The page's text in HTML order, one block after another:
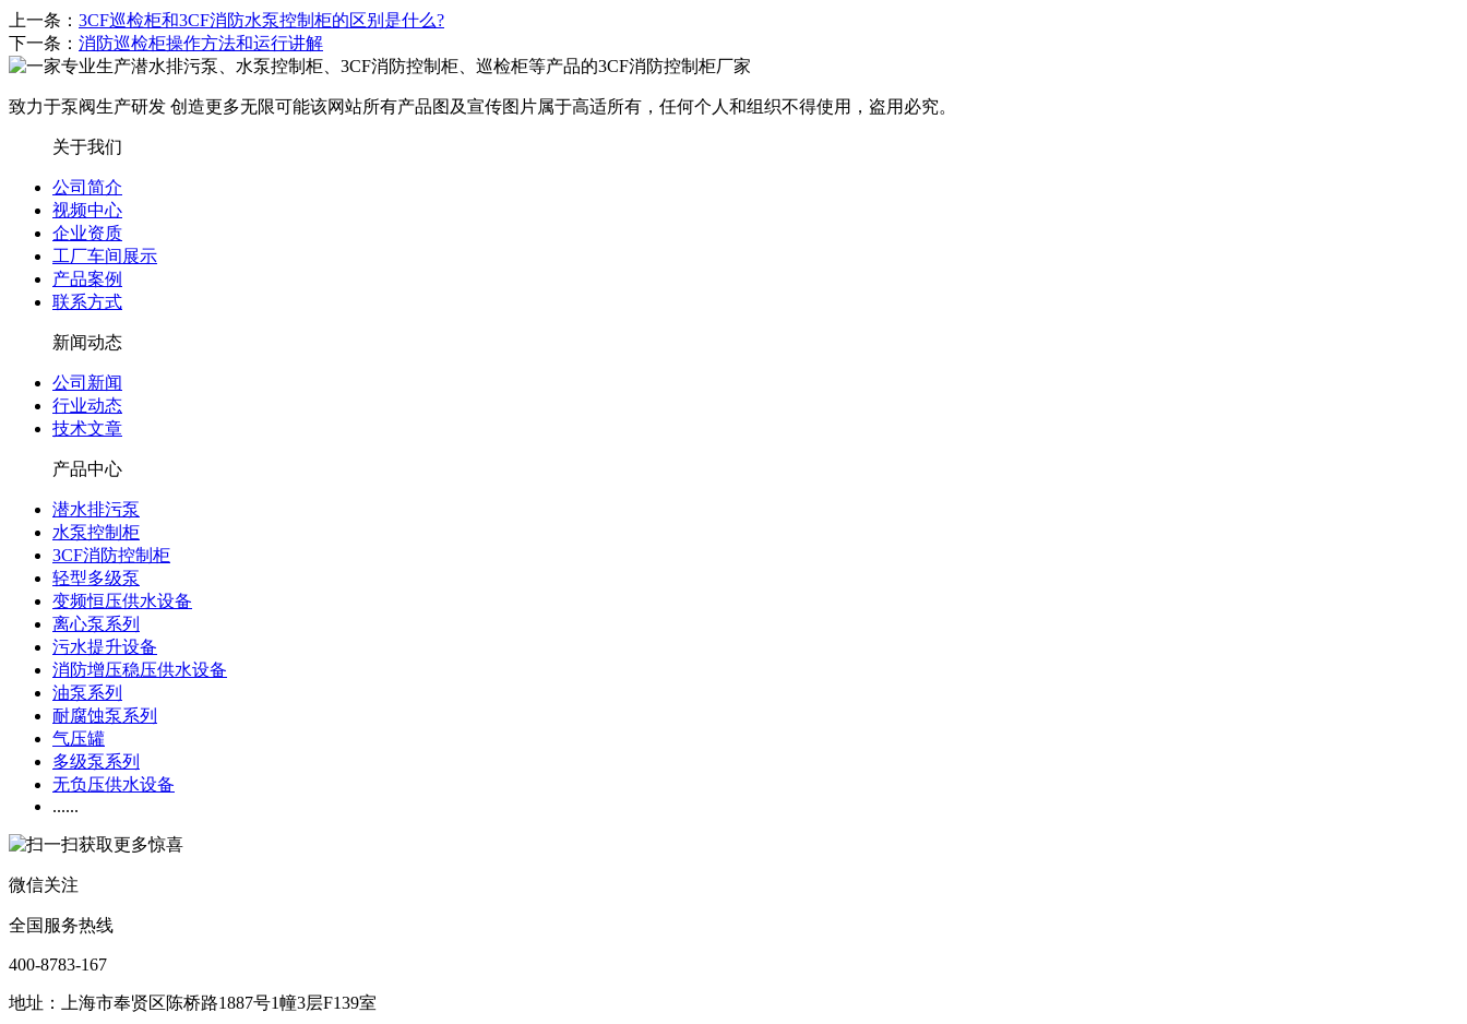
上一条： 3CF巡检柜和3CF消防水泵控制柜的区别是什么?
下一条： 消防巡检柜操作方法和运行讲解
致力于泵阀生产研发 创造更多无限可能该网站所有产品图及宣传图片属于高适所有，任何个人和组织不得使用，盗用必究。
关于我们
公司简介
视频中心
企业资质
工厂车间展示
产品案例
联系方式
新闻动态
公司新闻
行业动态
技术文章
产品中心
潜水排污泵
水泵控制柜
3CF消防控制柜
轻型多级泵
变频恒压供水设备
离心泵系列
污水提升设备
消防增压稳压供水设备
油泵系列
耐腐蚀泵系列
气压罐
多级泵系列
无负压供水设备
......
微信关注
全国服务热线
400-8783-167
地址：上海市奉贤区陈桥路1887号1幢3层F139室